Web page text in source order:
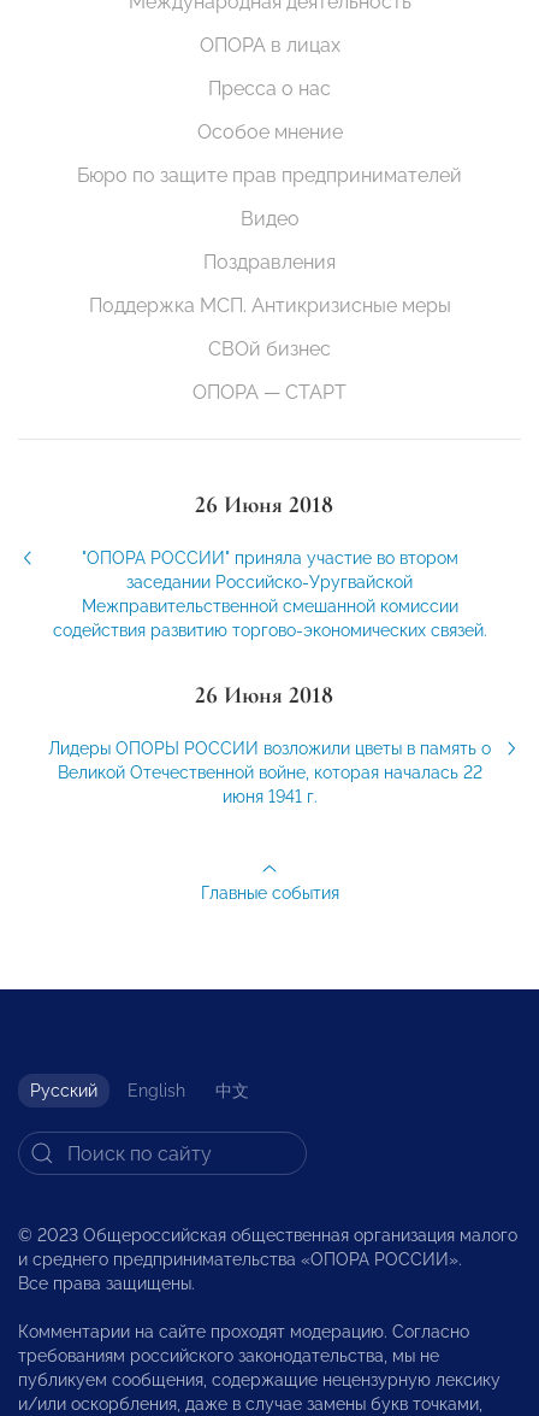
ОПОРА в лицах
Пресса о нас
Особое мнение
Бюро по защите прав предпринимателей
Видео
Поздравления
Поддержка МСП. Антикризисные меры
СВОй бизнес
ОПОРА — СТАРТ
26 Июня 2018
"ОПОРА РОССИИ" приняла участие во втором
заседании Российско-Уругвайской
Межправительственной смешанной комиссии
содействия развитию торгово-экономических связей.
26 Июня 2018
Лидеры ОПОРЫ РОССИИ возложили цветы в память о
Великой Отечественной войне, которая началась 22
июня 1941 г.
Главные события
Русский English 中文
© 2023 Общероссийская общественная организация малого
и среднего предпринимательства «ОПОРА РОССИИ».
Все права защищены.
Комментарии на сайте проходят модерацию. Согласно
требованиям российского законодательства, мы не
публикуем сообщения, содержащие нецензурную лексику
и/или оскорбления, даже в случае замены букв точками,